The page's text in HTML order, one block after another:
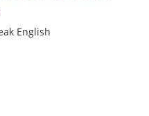
English